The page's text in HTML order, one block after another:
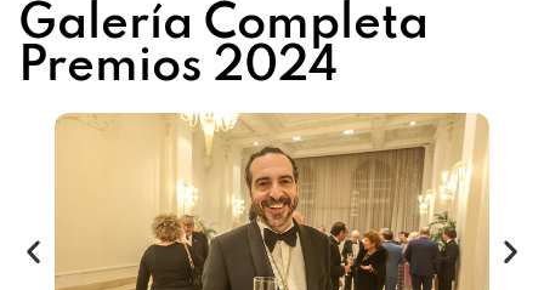
Galería Completa
Premios 2024